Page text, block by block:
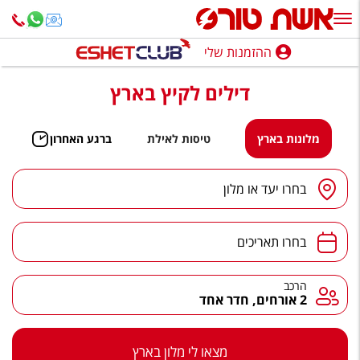
ההזמנות שלי
חופשה לפי סגנון
מלונות באילת
טיולים מאורגנים
סגנונות טיול
הרגע האחרון
ההזמנות שלי
דילים לקיץ בארץ
מלונות בארץ טיסות לאילת ברגע האחרון
יעד/מלון בחרו יעד או מלון
תאריכים בחרו תאריכים
הרכב הרכב
2 אורחים, חדר אחד
מצאו לי מלון בארץ